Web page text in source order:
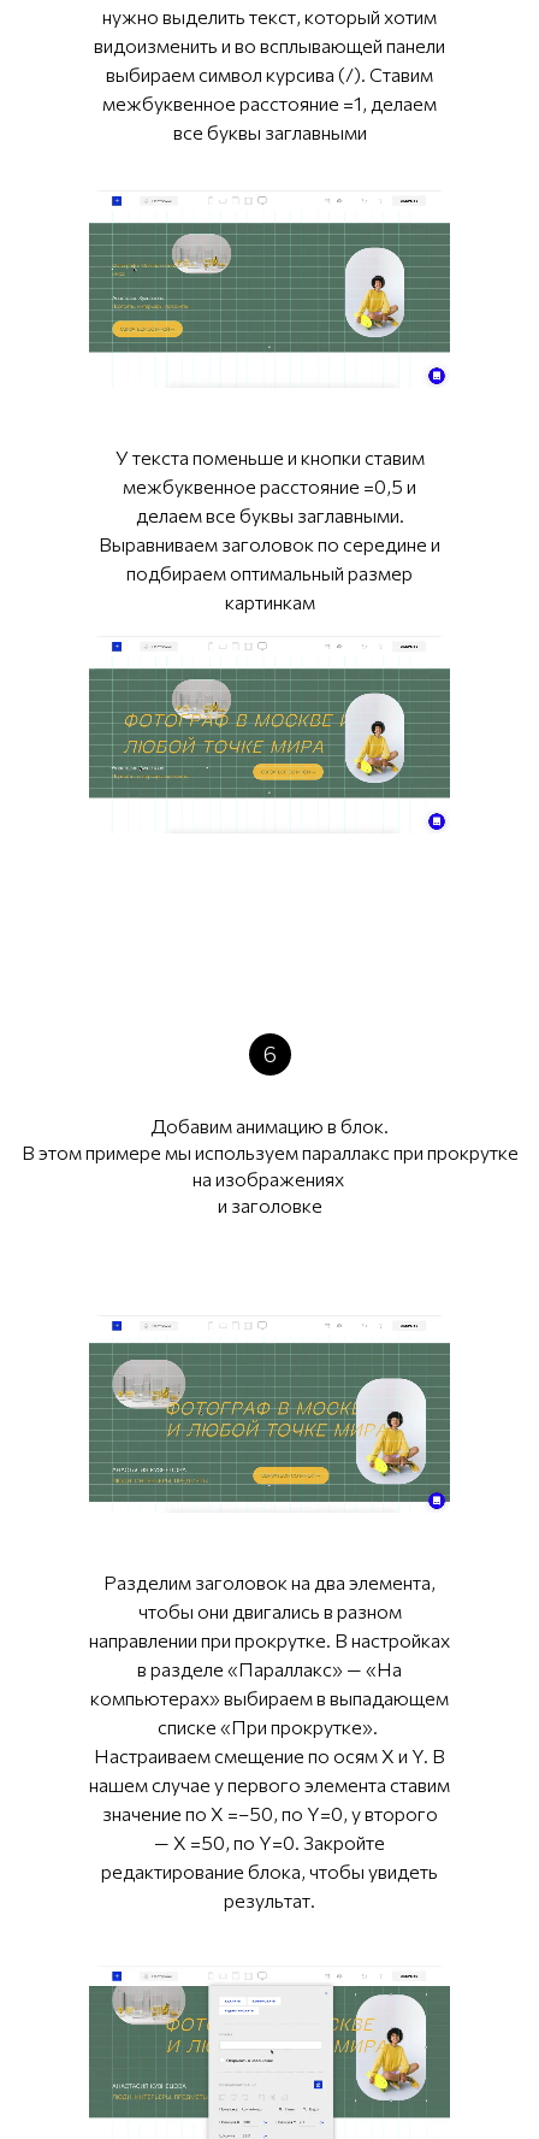
нужно выделить текст, который хотим
видоизменить и во всплывающей панели
выбираем символ курсива (/). Ставим
межбуквенное расстояние =1, делаем
все буквы заглавными
У текста поменьше и кнопки ставим
межбуквенное расстояние =0,5 и
делаем все буквы заглавными.
Выравниваем заголовок по середине и
подбираем оптимальный размер
картинкам
6
Добавим анимацию в блок.
В этом примере мы используем параллакс при прокрутке
на изображениях
и заголовке
Разделим заголовок на два элемента,
чтобы они двигались в разном
направлении при прокрутке. В настройках
в разделе «Параллакс» — «На
компьютерах» выбираем в выпадающем
списке «При прокрутке».
Настраиваем смещение по осям X и Y. В
нашем случае у первого элемента ставим
значение по X =–50, по Y=0, у второго
— X =50, по Y=0. Закройте
редактирование блока, чтобы увидеть
результат.